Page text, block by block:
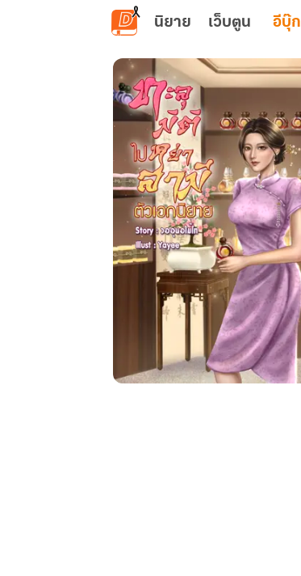
ข้ามไปยังเนื้อหาหลัก
นิยาย เว็บตูน อีบุ๊ก